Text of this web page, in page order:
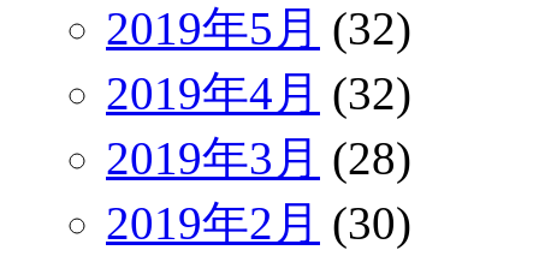
2019年5月 (32)
2019年4月 (32)
2019年3月 (28)
2019年2月 (30)